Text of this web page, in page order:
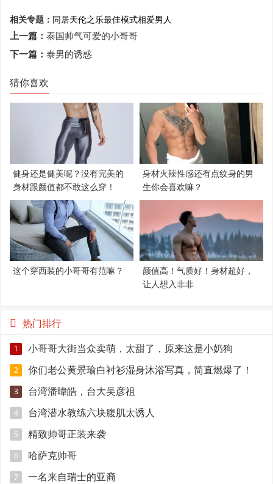
相关专题： 同居天伦之乐最佳模式相爱男人
上一篇： 泰国帅气可爱的小哥哥
下一篇： 泰男的诱惑
猜你喜欢
健身还是健美呢？没有完美的
身材跟颜值都不敢这么穿！
身材火辣性感还有点纹身的男
生你会喜欢嘛？
这个穿西装的小哥哥有范嘛？
颜值高！气质好！身材超好，
让人想入非非
热门排行
1 小哥哥大街当众卖萌，太甜了，原来这是小奶狗
2 你们老公黄景瑜白衬衫湿身沐浴写真，简直燃爆了！
3 台湾潘暐皓，台大吴彦祖
4 台湾潜水教练六块腹肌太诱人
5 精致帅哥正装来袭
6 哈萨克帅哥
7 一名来自瑞士的亚裔